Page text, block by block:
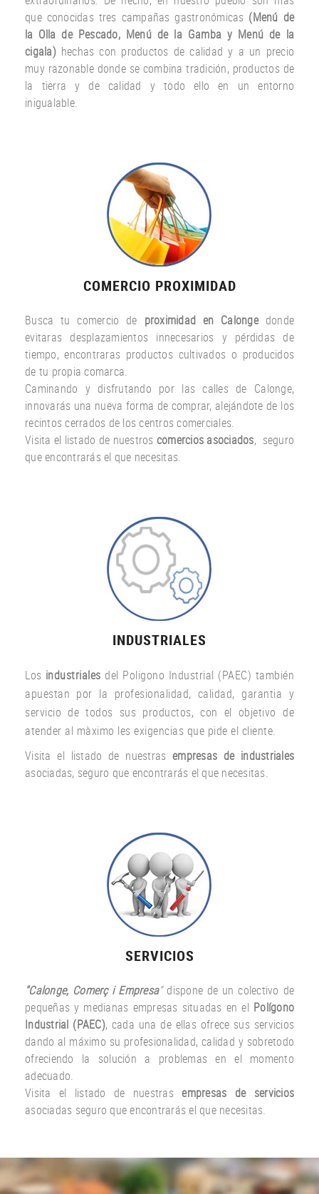
que conocidas tres campañas gastronómicas (Menú de
la Olla de Pescado, Menú de la Gamba y Menú de la
cigala) hechas con productos de calidad y a un precio
muy razonable donde se combina tradición, productos de
la tierra y de calidad y todo ello
en un entorno
inigualable.
COMERCIO PROXIMIDAD
Busca tu comercio de proximidad en Calongedonde
evitaras desplazamientos innecesarios y pérdidas de
tiempo, encontraras productos cultivados o producidos
de tu propia comarca.
Caminando y disfrutando por las calles de Calonge,
innovarás una nueva forma de comprar, alejándote de los
recintos cerrados de los centros comerciales.
Visita el listado de nuestros comercios asociados, seguro
que encontrarás el que necesitas.
INDUSTRIALES
Los industriales del Poligono Industrial (PAEC) también
apuestan por la profesionalidad, calidad, garantia y
servicio de todos sus productos, con el objetivo de
atender al màximo les exigencias que pide el cliente.
Visita el listado de nuestras empresas de industriales
asociadas, seguro que encontrarás el que necesitas.
SERVICIOS
"Calonge, Comerç i Empresa"dispone de un colectivo de
pequeñas y medianas empresas situadas en el Polígono
Industrial (PAEC), cada una de ellas ofrece sus servicios
dando al máximo su profesionalidad, calidad y sobretodo
ofreciendo la solución a problemas en el momento
adecuado.
Visita el listado de nuestrasempresas de servicios
asociadas seguro que encontrarás el que necesitas.